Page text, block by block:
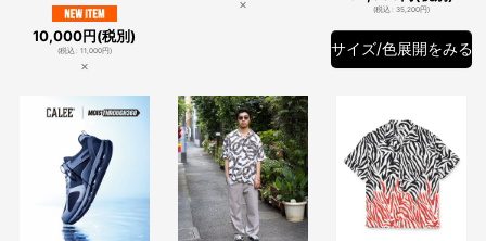
10,000円(税別)
(税込: 11,000円)
×
× (税込: 35,200円)
サイズ/色展開をみる